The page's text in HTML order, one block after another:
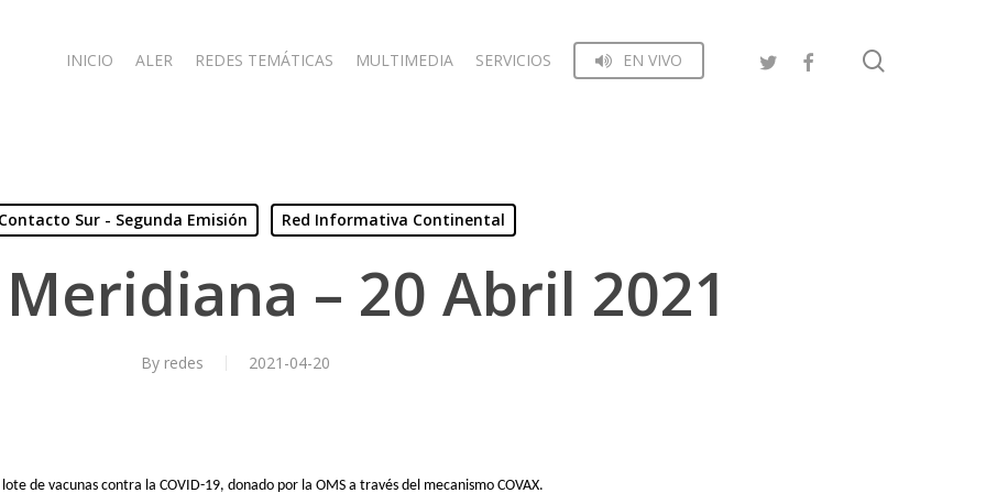
INICIO ALER REDES TEMÁTICAS MULTIMEDIA SERVICIOS EN VIVO
Contacto Sur - Segunda Emisión Red Informativa Continental
– 20 Abril 2021
By redes 2021-04-20
de vacunas contra la COVID-19, donado por la OMS a través del mecanismo COVAX.